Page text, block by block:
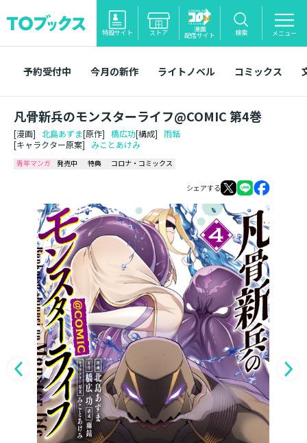
特設サイト ストア 漫画
配信サイト 検索 メニュー
予約受付中 今月の新作 ライトノベル コミックス
凡骨新兵のモンスターライフ@COMIC 第4巻
[漫画] 北島あずま[原作] 橋広功[構成] 雨銛
[キャラクター原案] みことあけみ
青年マンガ 発売中 特典 コロナ・コミックス
シェアする